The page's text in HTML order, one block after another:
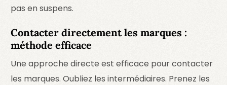
pas en suspens.
Contacter directement les marques :
méthode efficace
Une approche directe est efficace pour contacter
les marques. Oubliez les intermédiaires. Prenez les